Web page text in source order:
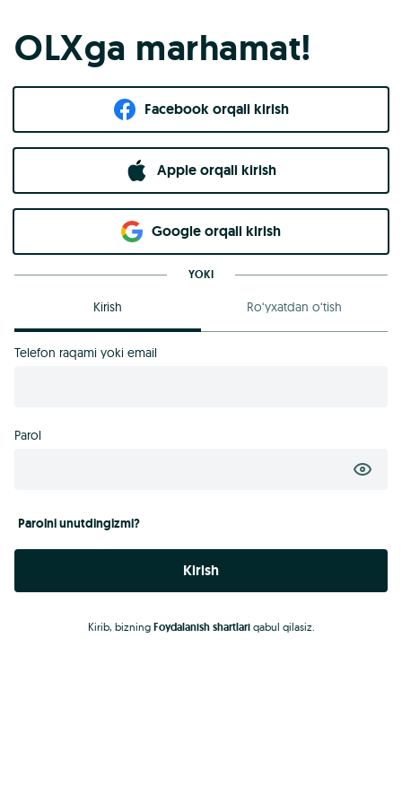
OLXga marhamat!
Facebook orqali kirish​
Apple orqali kirish
Goo​g​le orqali kirish
YOKI
Kirish Ro‘yxatdan o‘tish
Telefon raqami yoki email
Parol
Parolni unutdingizmi?
Kirish
Kirib, bizning Foydalanish shartlariqabul qilasiz.